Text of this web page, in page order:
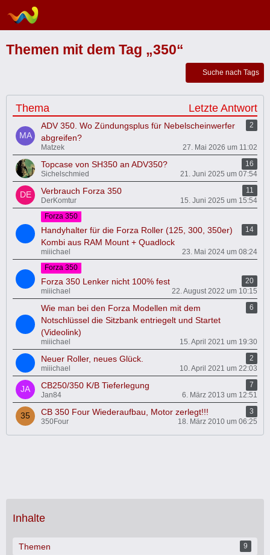
Themen mit dem Tag „350“
Suche nach Tags
Thema Letzte Antwort
ADV 350. Wo Zündungsplus für Nebelscheinwerfer
abgreifen?
2
Matzek 27. Mai 2026 um 11:02
Topcase von SH350 an ADV350?
16
Sichelschmied
21. Juni 2025 um 07:54
Verbrauch Forza 350
11
DerKomtur
15. Juni 2025 um 15:54
Forza 350
Handyhalter für die Forza Roller (125, 300, 350er)
Kombi aus RAM Mount + Quadlock
14
miiichael
23. Mai 2024 um 08:24
Forza 350
Forza 350 Lenker nicht 100% fest
20
miiichael
22. August 2022 um 10:15
Wie man bei den Forza Modellen mit dem
Notschlüssel die Sitzbank entriegelt und Startet
(Videolink)
6
miiichael 15. April 2021 um 19:30
Neuer Roller, neues Glück.
2
miiichael
10. April 2021 um 22:03
CB250/350 K/B Tieferlegung
7
Jan84
6. März 2013 um 12:51
CB 350 Four Wiederaufbau, Motor zerlegt!!!
3
350Four
18. März 2010 um 06:25
Inhalte
Themen 9